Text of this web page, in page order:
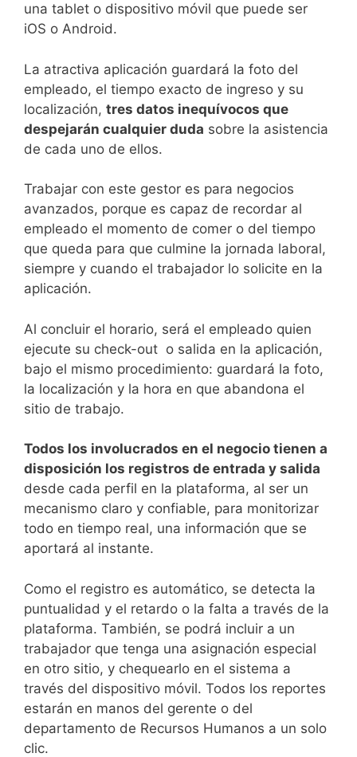
una tablet o dispositivo móvil que puede ser
iOS o Android.
La atractiva aplicación guardará la foto del
empleado, el tiempo exacto de ingreso y su
localización, tres datos inequívocos que
despejarán cualquier duda sobre la asistencia
de cada uno de ellos.
Trabajar con este gestor es para negocios
avanzados, porque es capaz de recordar al
empleado el momento de comer o del tiempo
que queda para que culmine la jornada laboral,
siempre y cuando el trabajador lo solicite en la
aplicación.
Al concluir el horario, será el empleado quien
ejecute su check-out o salida en la aplicación,
bajo el mismo procedimiento: guardará la foto,
la localización y la hora en que abandona el
sitio de trabajo.
Todos los involucrados en el negocio tienen a
disposición los registros de entrada y salida
desde cada perfil en la plataforma, al ser un
mecanismo claro y confiable, para monitorizar
todo en tiempo real, una información que se
aportará al instante.
Como el registro es automático, se detecta la
puntualidad y el retardo o la falta a través de la
plataforma. También, se podrá incluir a un
trabajador que tenga una asignación especial
en otro sitio, y chequearlo en el sistema a
través del dispositivo móvil. Todos los reportes
estarán en manos del gerente o del
departamento de Recursos Humanos a un solo
clic.